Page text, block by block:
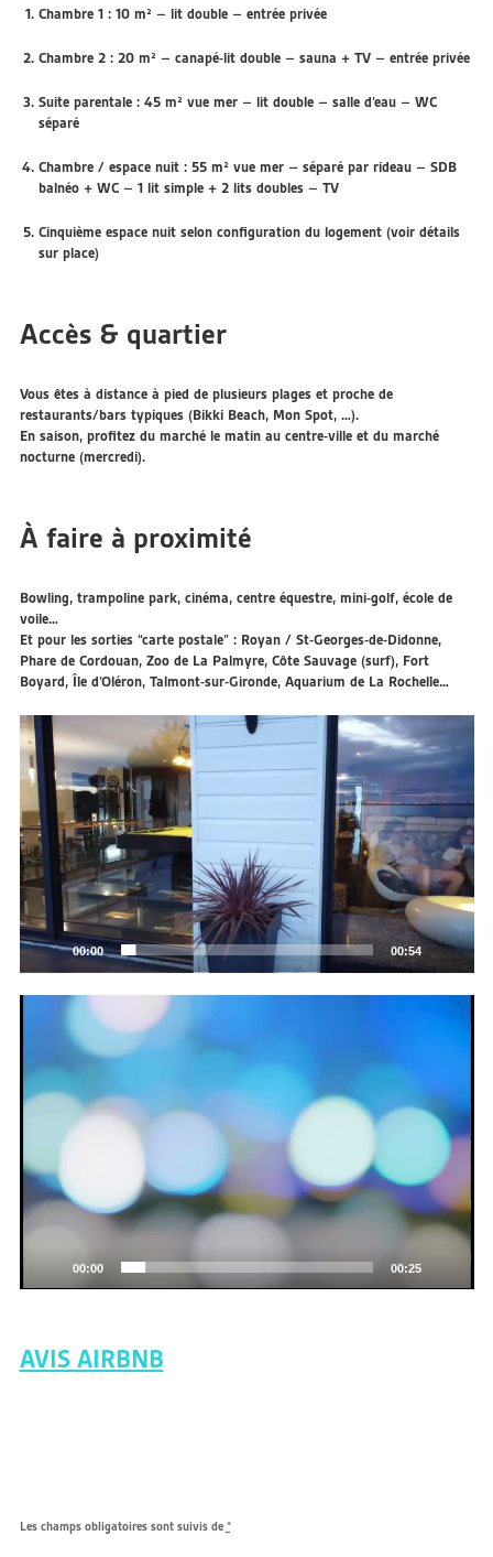
Chambre 1 : 10 m² – lit double – entrée privée
Chambre 2 : 20 m² – canapé-lit double – sauna + TV – entrée privée
Suite parentale : 45 m² vue mer – lit double – salle d’eau – WC
séparé
Chambre / espace nuit : 55 m² vue mer – séparé par rideau – SDB
balnéo + WC – 1 lit simple + 2 lits doubles – TV
Cinquième espace nuit selon configuration du logement (voir détails
sur place)
Accès & quartier
Vous êtes à distance à pied de plusieurs plageset proche de
restaurants/bars typiques (Bikki Beach, Mon Spot, …).
En saison, profitez du marché le matinau centre-ville et du marché
nocturne(mercredi).
À faire à proximité
Bowling, trampoline park, cinéma, centre équestre, mini-golf, école de
voile…
Et pour les sorties “carte postale” : Royan / St-Georges-de-Didonne,
Phare de Cordouan, Zoo de La Palmyre, Côte Sauvage (surf), Fort
Boyard, Île d’Oléron, Talmont-sur-Gironde, Aquarium de La Rochelle…
Lecteur
vidéo
00:00 00:54
00:00 00:25
AVIS AIRBNB
Les champs obligatoires sont suivis de *